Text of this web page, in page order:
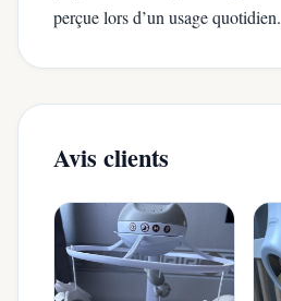
perçue lors d’un usage quotidien.
Avis clients